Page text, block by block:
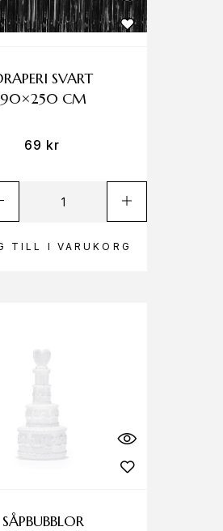
TILL I VARUKORG
SVART
90×250 CM
69 kr
SÅPBUBBLOR